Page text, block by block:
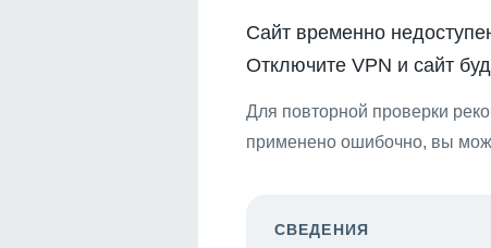
Сайт временно
Отключите VPN и сайт
Для повторной проверки
применено ошибочно, вы
СВЕДЕНИЯ